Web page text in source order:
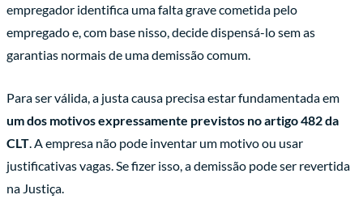
empregador identifica uma falta grave cometida pelo
empregado e, com base nisso, decide dispensá-lo sem as
garantias normais de uma demissão comum.
Para ser válida, a justa causa precisa estar fundamentada em
um dos motivos expressamente previstos no artigo 482 da
CLT. A empresa não pode inventar um motivo ou usar
justificativas vagas. Se fizer isso, a demissão pode ser revertida
na Justiça.